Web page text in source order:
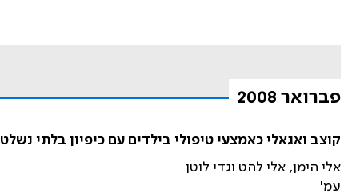
פברואר 2008
קוצב ואגאלי כאמצעי טיפולי בילדים עם כיפיון בלתי נשלט
אלי הימן, אלי להט וגדי לוטן
עמ'